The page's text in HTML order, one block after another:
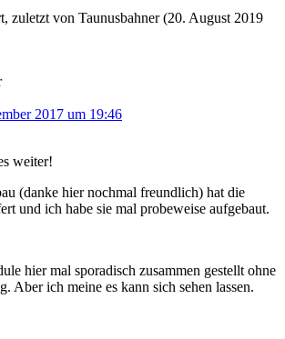
zuletzt von Taunusbahner (20. August 2019
2017 um 19:46
weiter!
(danke hier nochmal freundlich) hat die
und ich habe sie mal probeweise aufgebaut.
hier mal sporadisch zusammen gestellt ohne
Aber ich meine es kann sich sehen lassen.